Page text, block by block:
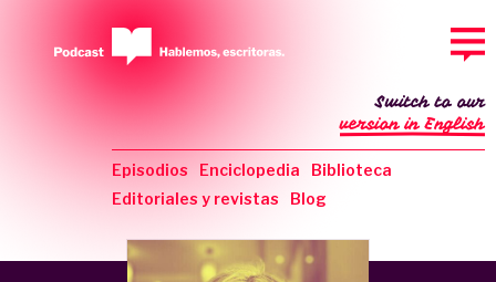
Episodios Enciclopedia
Biblioteca
Editoriales y revistas
Blog
Switch to our
version in English